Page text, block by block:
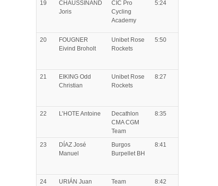
19
CHAUSSINAND
Joris
CIC Pro
Cycling
Academy
5:24
20
FOUGNER
Eivind Broholt
Unibet Rose
Rockets
5:50
21 EIKING Odd
Christian
Unibet Rose
Rockets
8:27
22 L’HOTEAntoine
Decathlon
CMA CGM
Team
8:35
23 DÍAZ José
Manuel
Burgos
Burpellet BH
8:41
24 URIÁN Juan
Team
8:42